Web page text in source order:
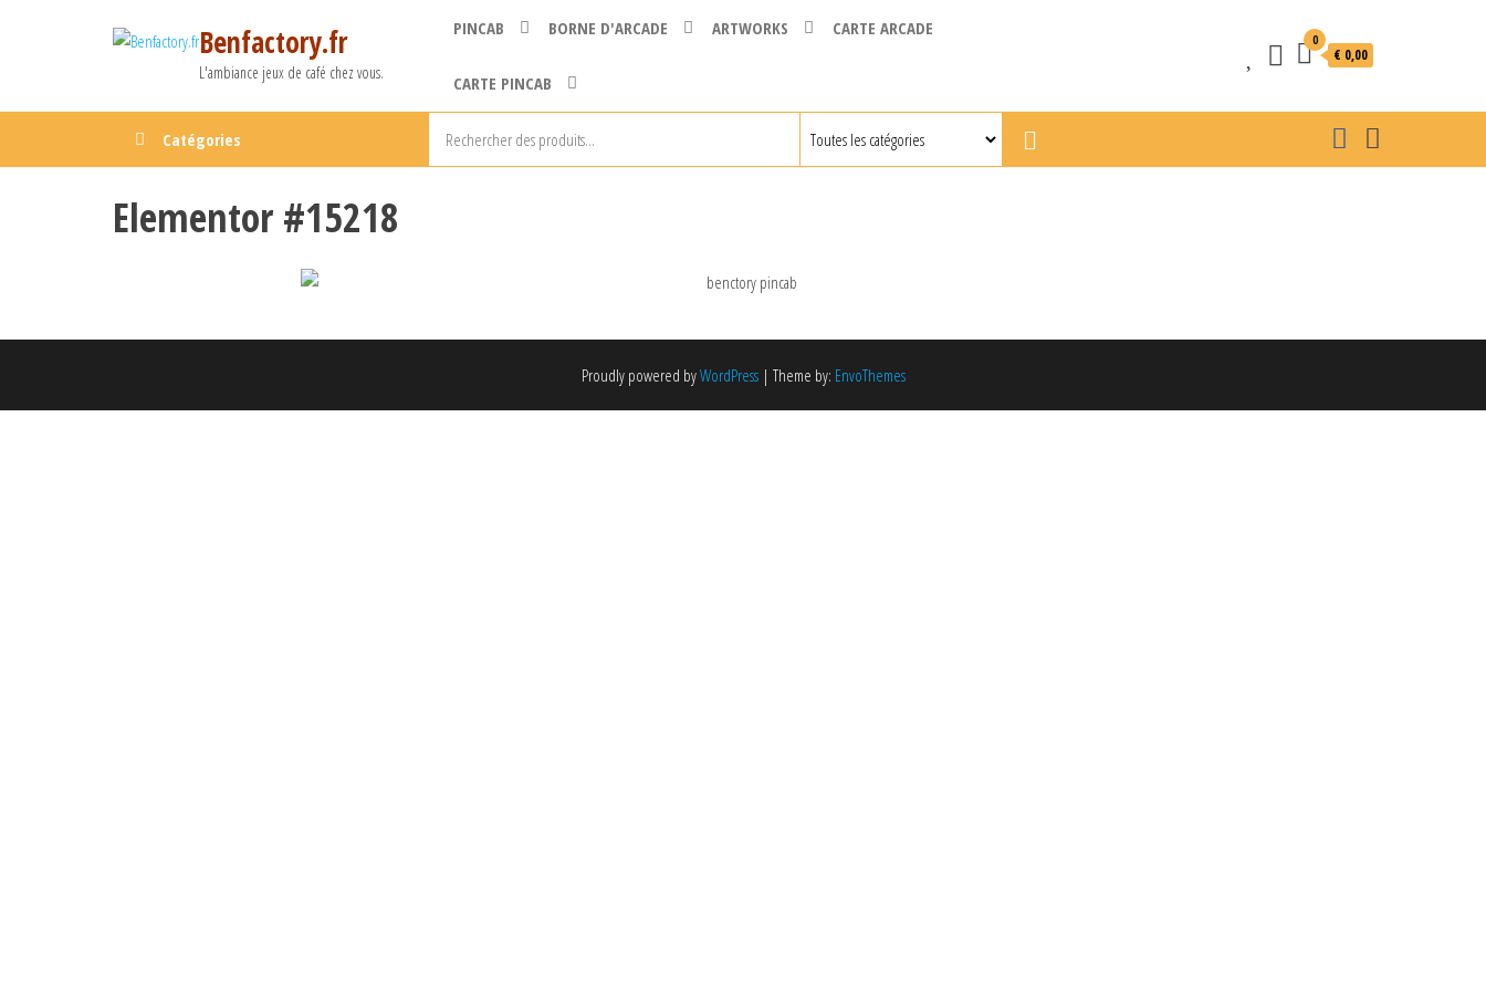
Benfactory.fr
L'ambiance jeux de café chez vous.
PINCAB BORNE D'ARCADE ARTWORKS CARTE ARCADE
CARTE PINCAB
0
€ 0,00
Catégories
Elementor #15218
Proudly powered byWordPress | Theme by: EnvoThemes